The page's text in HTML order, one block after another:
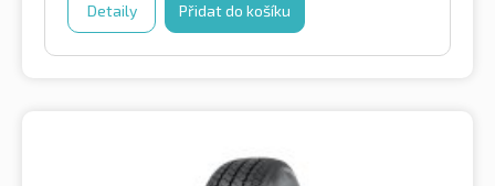
Detaily Přidat do košíku